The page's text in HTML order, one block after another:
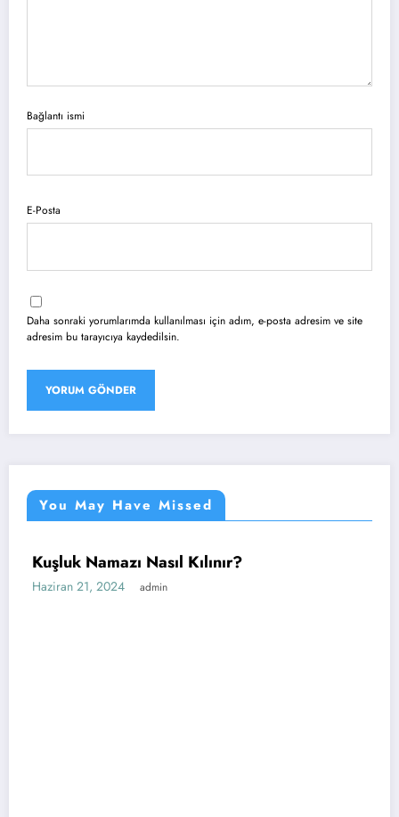
Bağlantı ismi
E-Posta
Daha sonraki yorumlarımda kullanılması için adım, e-posta adresim ve site
adresim bu tarayıcıya kaydedilsin.
You May Have Missed
NAMAZ UNCATEGORIZED
Kuşluk Namazı Nasıl Kılınır?
Haziran 21, 2024 admin